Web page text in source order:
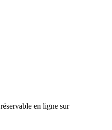
en ligne sur